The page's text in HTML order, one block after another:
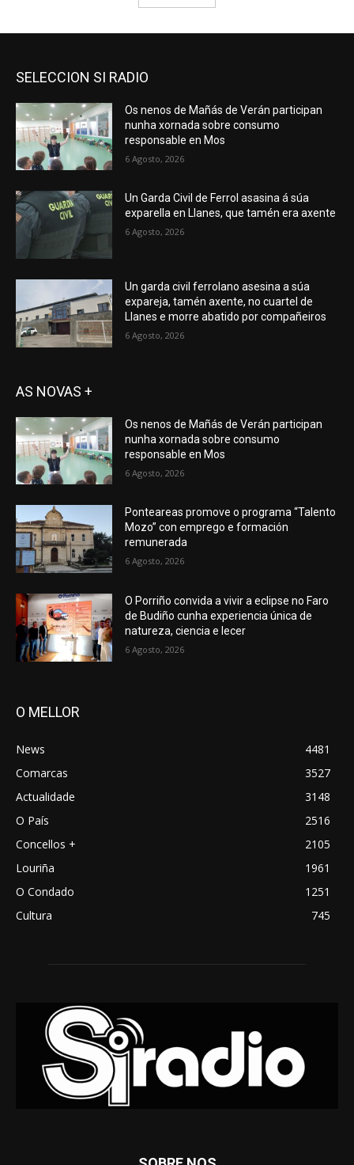
SELECCION SI RADIO
Os nenos de Mañás de Verán participan
nunha xornada sobre consumo
responsable en Mos
6 Agosto, 2026
Un Garda Civil de Ferrol asasina á súa
exparella en Llanes, que tamén era axente
6 Agosto, 2026
Un garda civil ferrolano asesina a súa
expareja, tamén axente, no cuartel de
Llanes e morre abatido por compañeiros
6 Agosto, 2026
AS NOVAS +
Os nenos de Mañás de Verán participan
nunha xornada sobre consumo
responsable en Mos
6 Agosto, 2026
Ponteareas promove o programa “Talento
Mozo” con emprego e formación
remunerada
6 Agosto, 2026
O Porriño convida a vivir a eclipse no Faro
de Budiño cunha experiencia única de
natureza, ciencia e lecer
6 Agosto, 2026
O MELLOR
News
4481
Comarcas
3527
Actualidade
3148
O País
2516
Concellos +
2105
Louriña
1961
O Condado
1251
Cultura
745